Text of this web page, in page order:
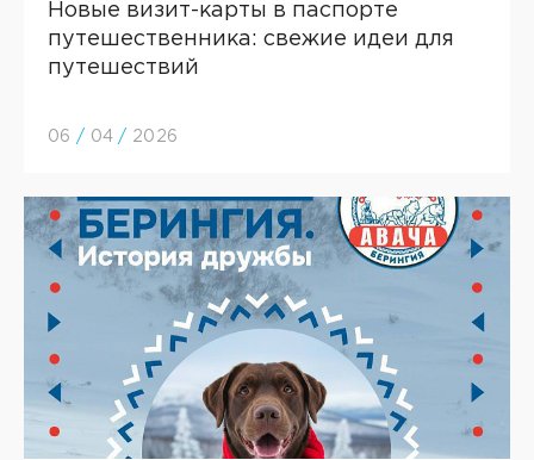
Новые визит-карты в паспорте
путешественника: свежие идеи для
путешествий
06 / 04 / 2026